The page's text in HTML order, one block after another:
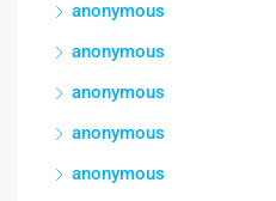
anonymous
anonymous
anonymous
anonymous
anonymous